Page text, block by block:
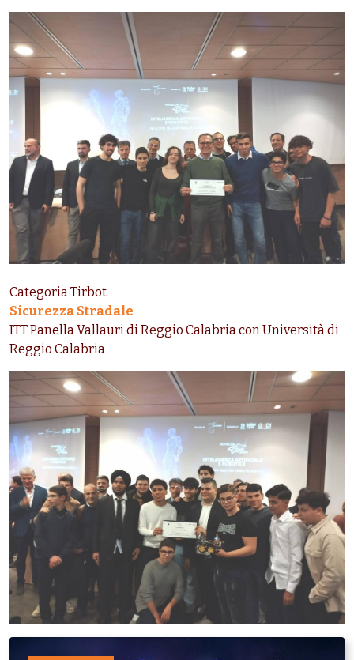
Categoria Tirbot
Sicurezza Stradale
ITT Panella Vallauri di Reggio Calabria con Università di
Reggio Calabria